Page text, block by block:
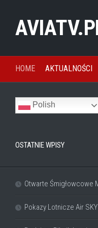
content
HOME AKTUALNOŚCI
Polish
OSTATNIE WPISY
Otwarte Śmigłowcowe
Pokazy Lotnicze Air